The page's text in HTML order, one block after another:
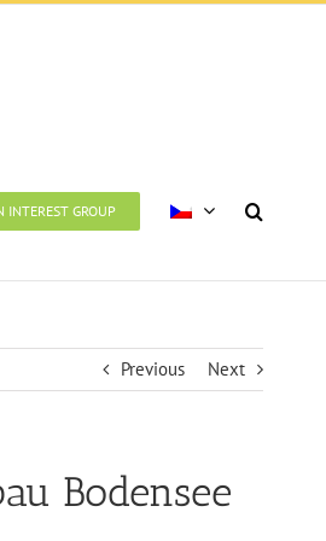
INTEREST GROUP
Previous Next
Bodensee